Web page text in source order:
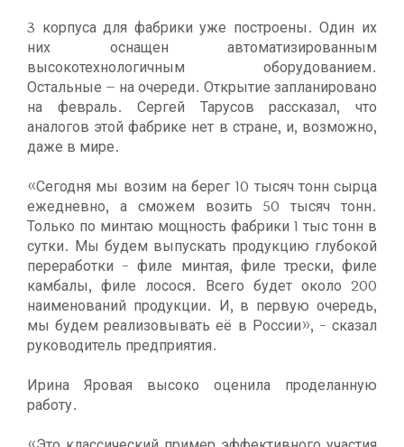
3 корпуса для фабрики уже построены. Один их
них оснащен автоматизированным
высокотехнологичным оборудованием.
Остальные – на очереди. Открытие запланировано
на февраль. Сергей Тарусов рассказал, что
аналогов этой фабрике нет в стране, и, возможно,
даже в мире.
«Сегодня мы возим на берег 10 тысяч тонн сырца
ежедневно, а сможем возить 50 тысяч тонн.
Только по минтаю мощность фабрики 1 тыс тонн в
сутки. Мы будем выпускать продукцию глубокой
переработки - филе минтая, филе трески, филе
камбалы, филе лосося. Всего будет около 200
наименований продукции. И, в первую очередь,
мы будем реализовывать её в России», - сказал
руководитель предприятия.
Ирина Яровая высоко оценила проделанную
работу.